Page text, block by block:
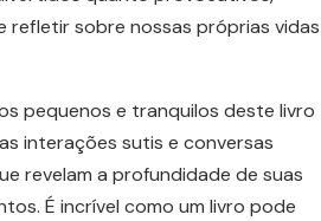
refletir sobre nossas próprias vidas
pequenos e tranquilos deste livro
interações sutis e conversas
revelam a profundidade de suas
É incrível como um livro pode